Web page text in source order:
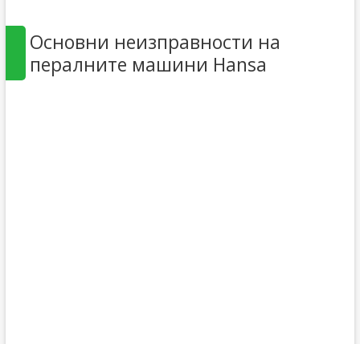
Основни неизправности на
пералните машини Hansa